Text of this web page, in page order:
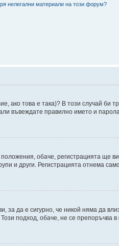
нелегални материали на този форум?
ако това е така)? В този случай би
въвеждате правилно името и
обаче, регистрацията ще
и други. Регистрацията отнема
за да е сигурно, че никой няма да
подход, обаче, не се препоръчва